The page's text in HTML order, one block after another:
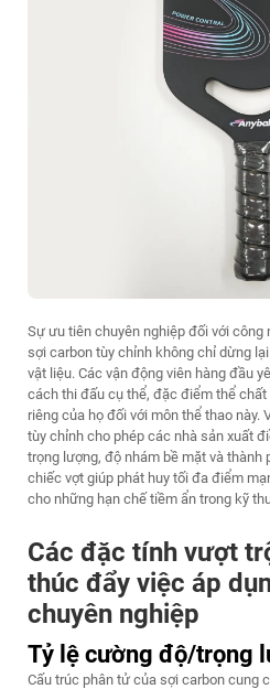
Sự ưu tiên chuyên nghiệp đối với công
sợi carbon tùy chỉnh không chỉ dừng
vật liệu. Các vận động viên hàng đầu
cách thi đấu cụ thể, đặc điểm thể
riêng của họ đối với môn thể thao này.
tùy chỉnh cho phép các nhà sản xuất
trọng lượng, độ nhám bề mặt và thành
chiếc vợt giúp phát huy tối đa điểm
cho những hạn chế tiềm ẩn trong kỹ
Các đặc tính vượt
thúc đẩy việc áp
chuyên nghiệp
Tỷ lệ cường độ/trọng
Cấu trúc phân tử của sợi carbon cung